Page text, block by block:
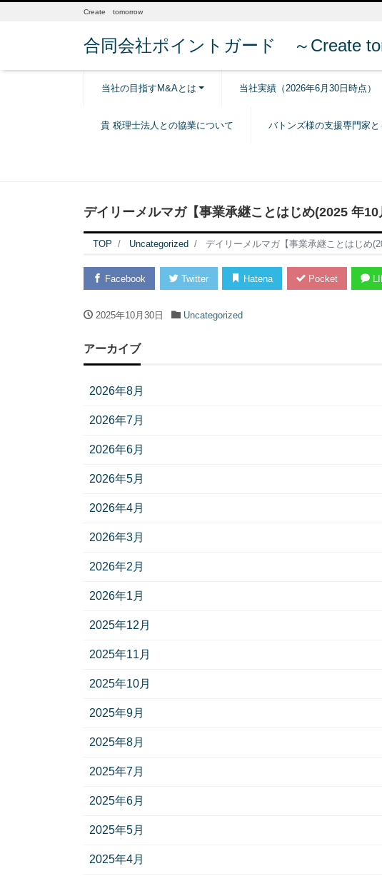
Create tomorrow
合同会社ポイントガード ～Create
当社の目指すM&Aとは 当社実績（2026年6月30日時点）
貴 税理士法人との協業について バトンズ様の支援専門家と
デイリーメルマガ【事業承継ことはじめ(2025 年10
TOP Uncategorized デイリーメルマガ【事業承継ことはじめ
Facebook Twitter Hatena Pocket
2025年10月30日 Uncategorized
アーカイブ
2026年8月
2026年7月
2026年6月
2026年5月
2026年4月
2026年3月
2026年2月
2026年1月
2025年12月
2025年11月
2025年10月
2025年9月
2025年8月
2025年7月
2025年6月
2025年5月
2025年4月